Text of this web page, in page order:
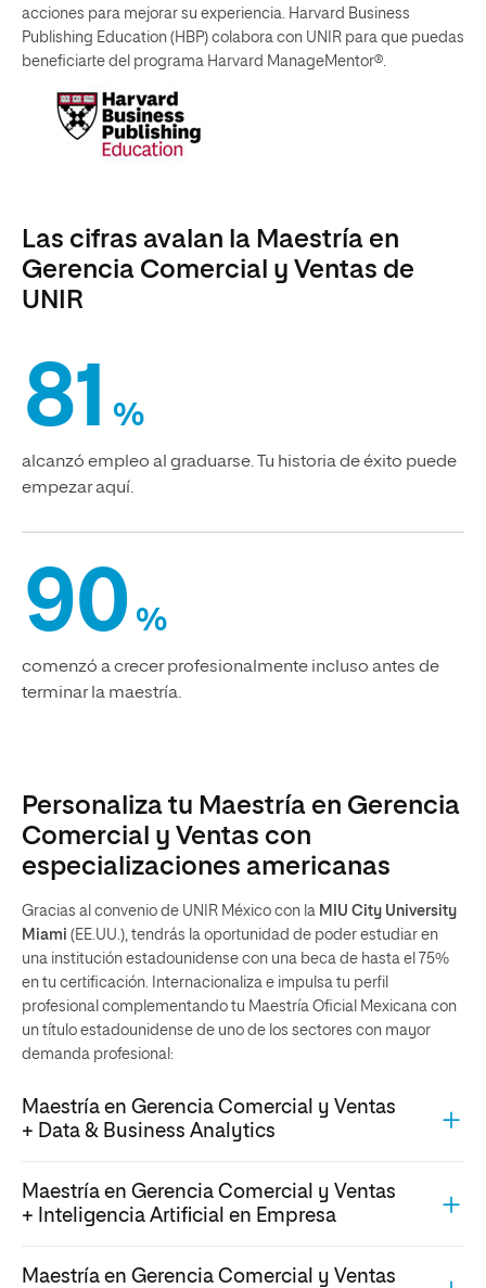
acciones para mejorar su experiencia. Harvard Business
Publishing Education (HBP) colabora con UNIR para que puedas
beneficiarte del programa Harvard ManageMentor®.
Las cifras avalan la Maestría en
Gerencia Comercial y Ventas de
UNIR
81 %
alcanzó empleo al graduarse. Tu historia de éxito puede
empezar aquí.
90 %
comenzó a crecer profesionalmente incluso antes de
terminar la maestría.
Personaliza tu Maestría en Gerencia
Comercial y Ventas con
especializaciones americanas
Gracias al convenio de UNIR México con la MIU City University
Miami (EE.UU.), tendrás la oportunidad de poder estudiar en
una institución estadounidense con una beca de hasta el 75%
en tu certificación. Internacionaliza e impulsa tu perfil
profesional complementando tu Maestría Oficial Mexicana con
un título estadounidense de uno de los sectores con mayor
demanda profesional:
Maestría en Gerencia Comercial y Ventas
+ Data & Business Analytics
Maestría en Gerencia Comercial y Ventas
+ Inteligencia Artificial en Empresa
Maestría en Gerencia Comercial y Ventas